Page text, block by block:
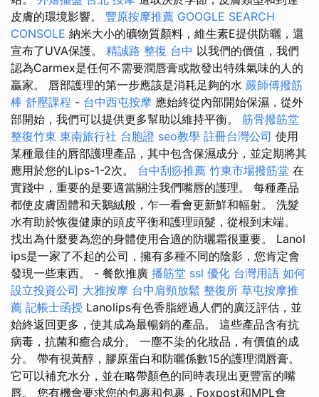
皮膚的環境影響。 豐原按摩推薦 GOOGLE SEARCH
CONSOLE 納米大小的礦物質顏料，維生素E提供防曬，還
宣布了UVA保護。 精誠路 整復 台中 以我們的價值，我們
認為Carmex是任何不需要潤唇膏或散發出特殊氣味的人的
贏家。 唇部護理的第一步應該是消耗足夠的水 嚴師傅撥筋
棒 舒壓課程 - 台中西屯按摩 應始終從內部開始保濕，從外
部開始，我們可以提供更多幫助以維持平衡。 筋骨撥筋堂
整復竹東 東南旅行社 台胞證 seo教學 註冊台灣公司 使用
某種最佳的唇部護理產品，其中包含保濕成分，並定期將其
應用於您的Lips-1-2次。 台中刮痧推薦 竹東市場撥筋堂 在
實踐中，重要的是要適當關注我們嘴唇的護理。 每種產品
都使皮膚固體和天鵝絨般，乍一看會更新鮮和輻射。 洗髮
水有助於恢復健康的頭皮平衡和護理頭髮，從根到末端。
找出為什麼要為您的身體使用合適的防曬霜很重要。 Lanol​​
ips是一家了不起的公司，擁有多種不同的陰影，您肯定會
發現一些東西。 - 餐飲推廣 播筋堂 ssl 優化 台灣用語 如何
設立投資公司 大雅按摩 台中肩頸放鬆 整復所 草屯按摩推
薦 記帳士函授 Lanol​​ips有色香脂經過人們的廣泛評估，並
始終返回更多，使其成為最暢銷的產品。 這些產品含有抗
病毒，抗菌和癒合成分。 一塵不染的化妝品，有價值的成
分。 帶有視黃醇，膠原蛋白和防曬係數15的護理潤唇膏。
它可以補充水分，並在略帶顏色的同時表現出更豐富的嘴
唇。 您有機會要求您的包裹和包裹，Foxpost和MPL會